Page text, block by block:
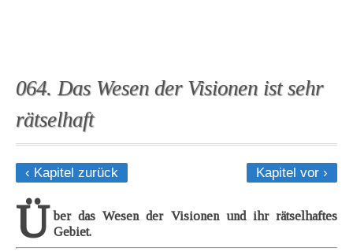
064. Das Wesen der Visionen ist sehr
rätselhaft
‹ Kapitel zurück Kapitel vor ›
Ü ber das Wesen der Visionen und ihr rätselhaftes
Gebiet.